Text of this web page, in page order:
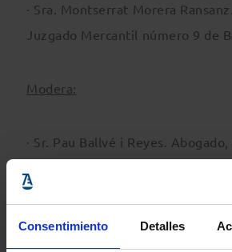
Consentimiento Detalles
· Sra. Montserrat Morera
Juzgado Mercantil número 9 de
Modera:
· Sr. Pau Ballvé i Reyes.